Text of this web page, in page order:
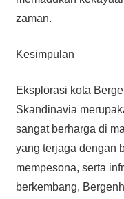
zaman.
Kesimpulan
Eksplorasi kota
Skandinavia
sangat berharga di
yang terjaga dengan
mempesona, serta
berkembang,